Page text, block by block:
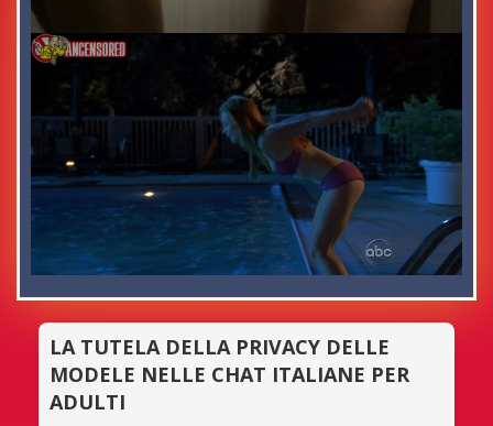
LA TUTELA DELLA PRIVACY DELLE
MODELE NELLE CHAT ITALIANE PER
ADULTI